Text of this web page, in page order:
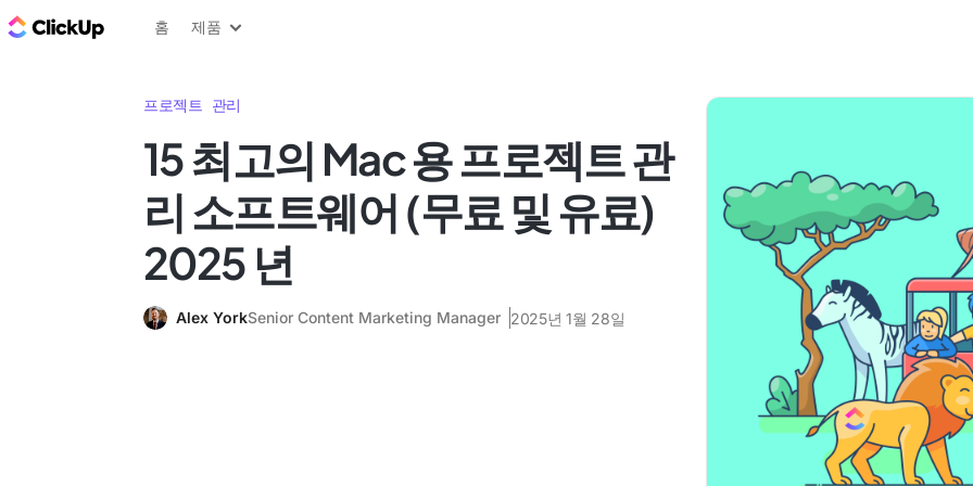
ClickUp 블로그
홈 제품
프로젝트 관리
15 최고의 Mac 용 프로젝트 관
리 소프트웨어 (무료 및 유료)
2025 년
Alex YorkSenior Content Marketing Manager 2025년 1월 28일